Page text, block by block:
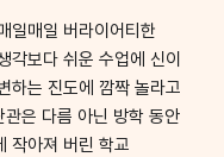
일매일 버라이어티한
각보다 쉬운 수업에 신이
하는 진도에 깜짝 놀라고
은 다름 아닌 방학 동안
작아져 버린 학교